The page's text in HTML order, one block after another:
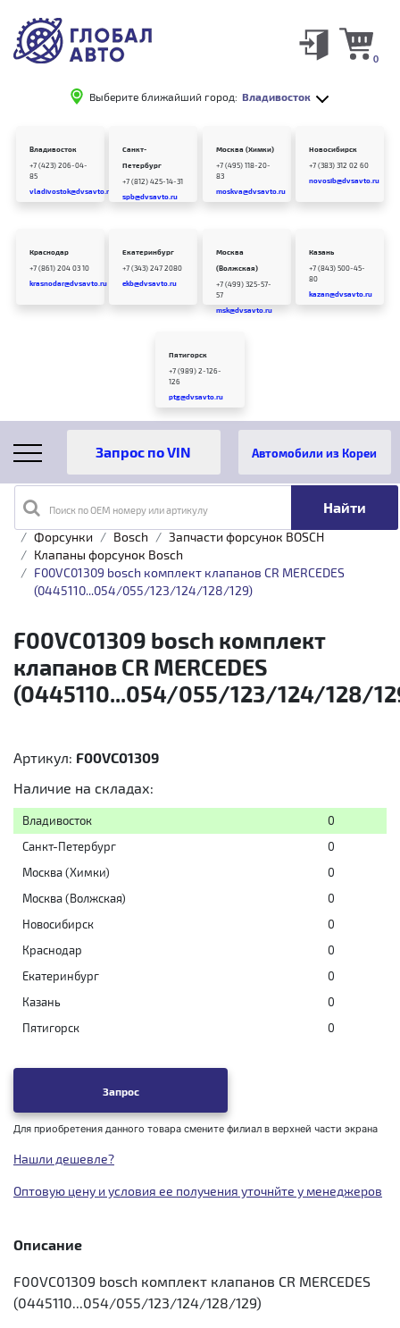
Выберите ближайший город: Владивосток
0
Владивосток
+7 (423) 206-04-
85
vladivostok@dvsavto.ru
Санкт-
Петербург
+7 (812) 425-14-31
spb@dvsavto.ru
Москва (Химки)
+7 (495) 118-20-
83
moskva@dvsavto.ru
Новосибирск
+7 (383) 312 02 60
novosib@dvsavto.ru
Краснодар
+7 (861) 204 03 10
krasnodar@dvsavto.ru
Екатеринбург
+7 (343) 247 2080
ekb@dvsavto.ru
Москва
(Волжская)
+7 (499) 325-57-
57
msk@dvsavto.ru
Казань
+7 (843) 500-45-
80
kazan@dvsavto.ru
Пятигорск
+7 (989) 2-126-
126
ptg@dvsavto.ru
Поиск по OEM номеру или артикулу
Автомобили из Кореи
Главная Каталог товаров
Топливная аппаратура
Форсунки
Bosch
Запчасти форсунок BOSCH
Клапаны форсунок Bosch
F00VC01309 bosch комплект клапанов CR MERCEDES
(0445110...054/055/123/124/128/129)
F00VC01309 bosch комплект
клапанов CR MERCEDES
(0445110...054/055/123/124/128/
Артикул: F00VC01309
Наличие на складах:
Владивосток
0
Санкт-Петербург
0
Москва (Химки)
0
Москва (Волжская)
0
Новосибирск
0
Краснодар
0
Екатеринбург
0
Казань
0
Пятигорск
0
Запрос
Для приобретения данного товара смените филиал в верхней части экрана
Нашли дешевле?
Оптовую цену и условия ее получения уточнйте у менеджеров
Описание
F00VC01309 bosch комплект клапанов CR MERCEDES
(0445110...054/055/123/124/128/129)